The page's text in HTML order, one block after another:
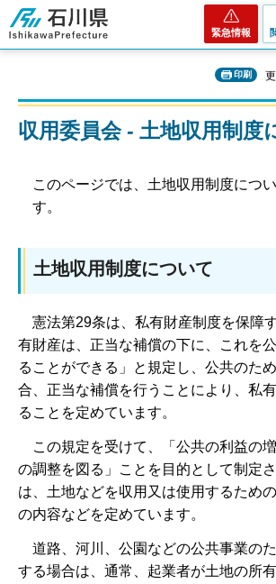
石川県
緊急情報
印刷
収用委員会 - 土地収用制度
このページでは、土地収用制度につ
す。
土地収用制度について
憲法第29条は、私有財産制度を保障
有財産は、正当な補償の下に、これを
ることができる」と規定し、公共のた
合、正当な補償を行うことにより、私
ることを定めています。
こ の規定を受けて、「公共の利益の
の調整を図る」ことを目的として制定
は、土地などを収用又は使用するため
の内容などを定めています。
道路、河川、公園などの公共事業の
する場合は、通常、起業者が土地の所